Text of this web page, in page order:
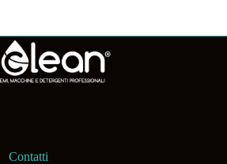
Contatti